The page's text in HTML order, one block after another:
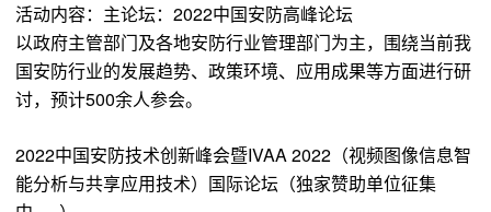
活动内容：主论坛：2022中国安防高峰论坛
以政府主管部门及各地安防行业管理部门为主，围绕当前我
国安防行业的发展趋势、政策环境、应用成果等方面进行研
讨，预计500余人参会。
2022中国安防技术创新峰会暨IVAA 2022（视频图像信息智
能分析与共享应用技术）国际论坛（独家赞助单位征集